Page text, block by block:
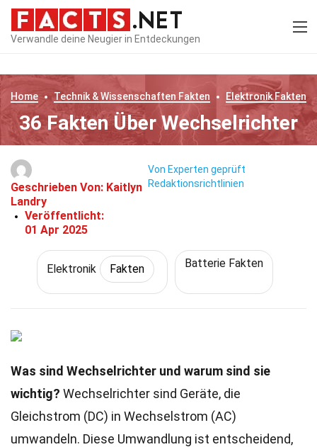
Verwandle deine Neugier in Entdeckungen
Home Technik & Wissenschaften Fakten ElektronikFakten
36 Fakten Über Wechselrichter
Geschrieben Von: Kaitlyn
Landry
Veröffentlicht:
01 Apr 2025
Von Experten geprüft
Redaktionsrichtlinien
Elektronik Fakten Batterie Fakten
Was sind Wechselrichter und warum sind sie
wichtig? Wechselrichter sind Geräte, die
Gleichstrom (DC) in Wechselstrom (AC)
umwandeln. Diese Umwandlung ist entscheidend,